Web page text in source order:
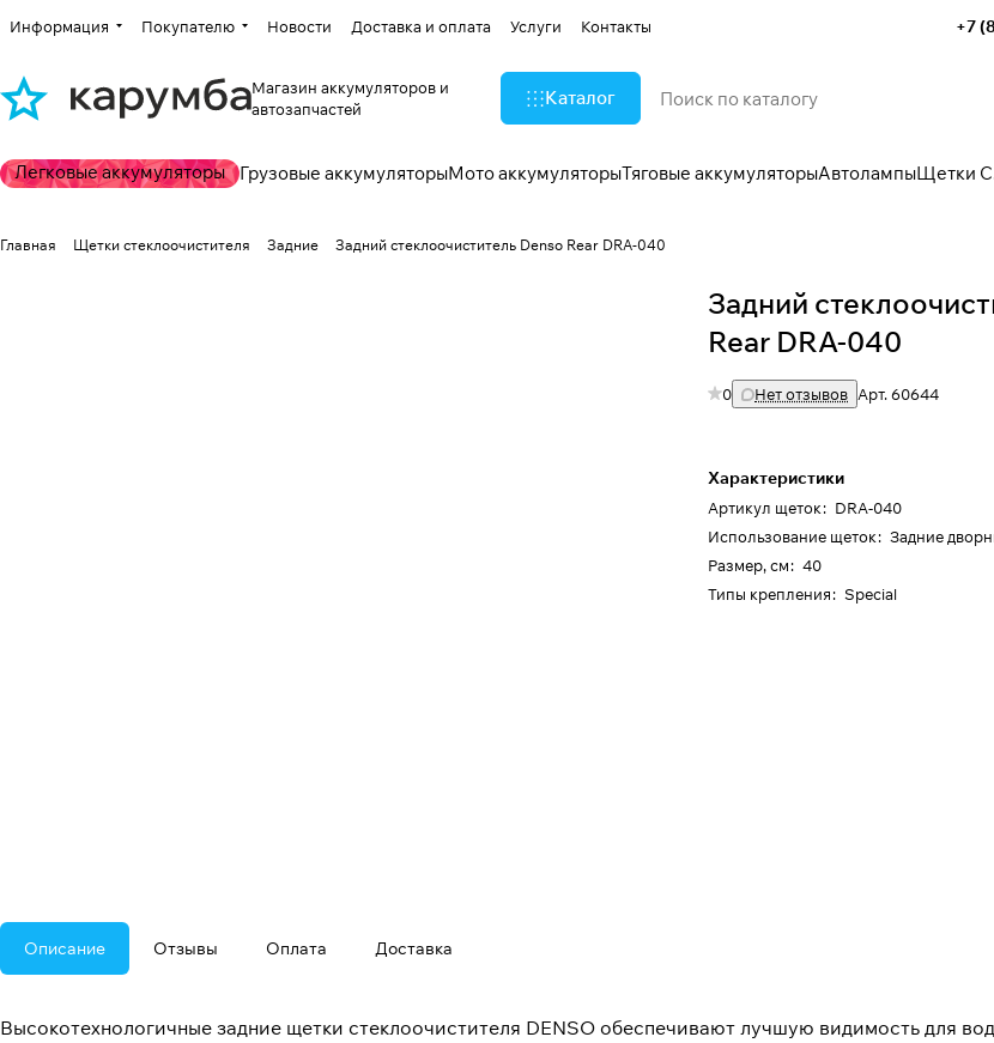
Информация Покупателю Новости Доставка и оплата Услуги Контакты +7
Магазин аккумуляторов и
автозапчастей
Каталог
Легковые аккумуляторы Грузовые аккумуляторыМото аккумуляторыТяговые аккумуляторыАвтолампыЩетки
Главная Щетки стеклоочистителя Задние Задний стеклоочиститель Denso Rear DRA-040
Задний
Rear DRA-040
0 Нет отзывов Арт.60644
Характеристики
Артикул щеток: DRA-040
Использование щеток: Задние
Размер, см: 40
Типы крепления: Special
Описание Отзывы Оплата Доставка
Высокотехнологичные задние щетки стеклоочистителя DENSO обеспечивают лучшую видимость для